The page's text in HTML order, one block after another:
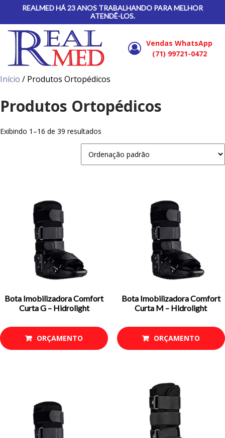
REALMED HÁ 23 ANOS TRABALHANDO PARA MELHOR
ATENDÊ-LOS.
Vendas WhatsApp
(71) 99721-0472
Início / Produtos Ortopédicos
Produtos Ortopédicos
Exibindo 1–16 de 39 resultados
Bota Imobilizadora Comfort
Curta G – Hidrolight
ORÇAMENTO
Bota Imobilizadora Comfort
Curta M – Hidrolight
ORÇAMENTO